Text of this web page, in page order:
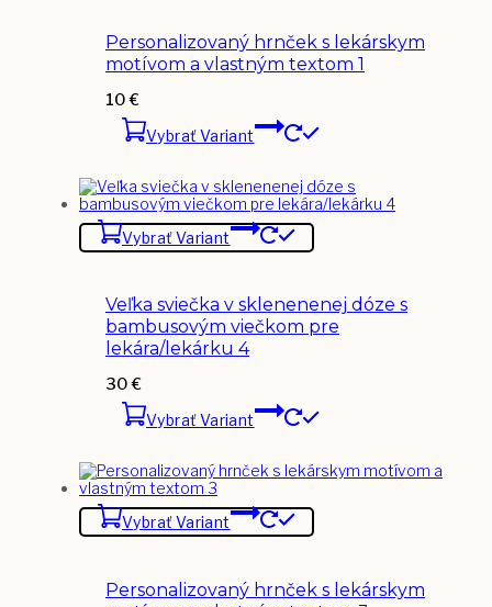
Personalizovaný hrnček s lekárskym
motívom a vlastným textom 1
10€
Vybrať Variant
Vybrať Variant
Veľka sviečka v sklenenenej dóze s
bambusovým viečkom pre
lekára/lekárku 4
30€
Vybrať Variant
Vybrať Variant
Personalizovaný hrnček s lekárskym